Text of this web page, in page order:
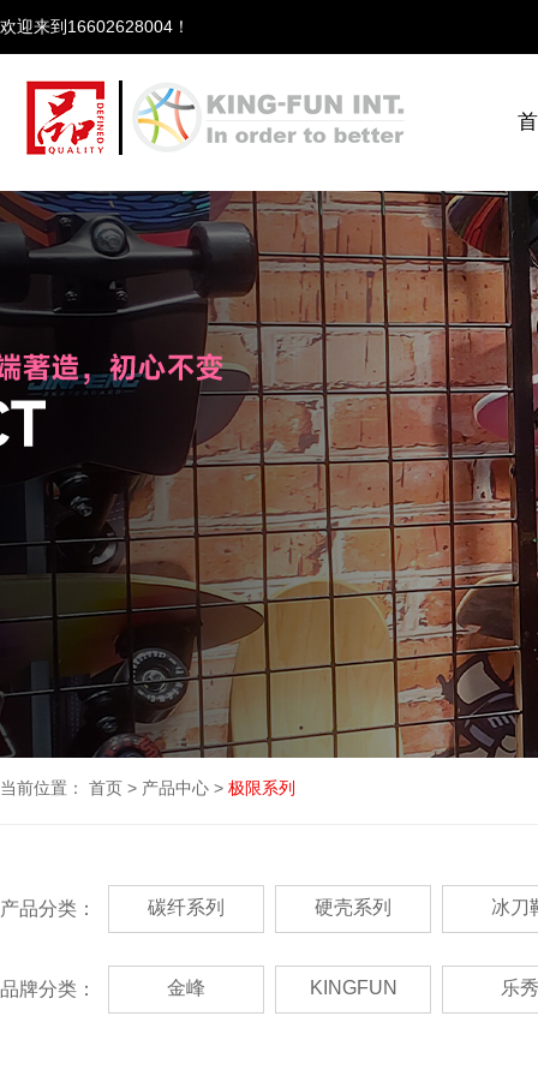
欢迎来到
当前位置： 首页 > 产品中心 > 极限系列
产品分类： 碳纤系列 硬壳系列 冰刀
品牌分类： 金峰 KINGFUN 乐秀